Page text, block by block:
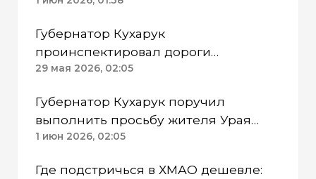
Губернатор Кухарук
проинспектировал дороги
Нижневартовска ХМАО
29 мая 2026, 02:05
Губернатор Кухарук поручил
выполнить просьбу жителя Урая
ХМАО о межквартальных проездах
1 июн 2026, 02:05
Где подстричься в ХМАО дешевле: